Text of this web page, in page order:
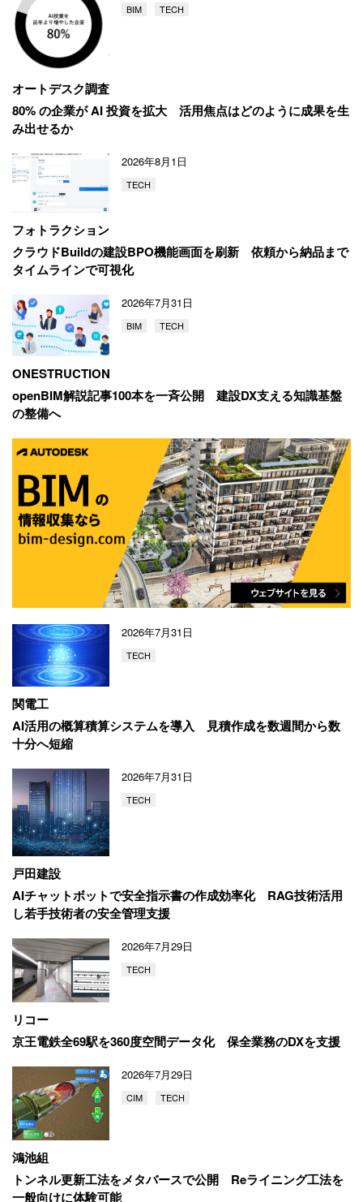
BIM TECH
オートデスク調査
80% の企業が AI 投資を拡大
活用焦点はどのように成果を生
み出せるか
2026年8月1日
TECH
フォトラクション
クラウドBuildの建設BPO機能画面を刷新
依頼から納品まで
タイムラインで可視化
2026年7月31日
BIM TECH
ONESTRUCTION
openBIM解説記事100本を一斉公開
建設DX支える知識基盤
の整備へ
2026年7月31日
TECH
関電工
AI活用の概算積算システムを導入
見積作成を数週間から数
十分へ短縮
2026年7月31日
TECH
戸田建設
AIチャットボットで安全指示書の作成効率化
RAG技術活用
し若手技術者の安全管理支援
2026年7月29日
TECH
リコー
京王電鉄全69駅を360度空間データ化
保全業務のDXを支援
2026年7月29日
CIM TECH
鴻池組
トンネル更新工法をメタバースで公開
Reライニング工法を
一般向けに体験可能